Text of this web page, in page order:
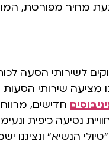
מחיר מפורטת,
לשירותי הסעה
שירותי הסעות
חדישים,
נסיעה כיפית
הנשיא" ונציגנו